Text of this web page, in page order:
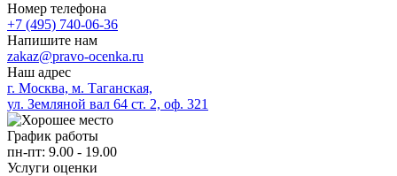
Номер телефона
+7 (495) 740-06-36
Напишите нам
zakaz@pravo-ocenka.ru
Наш адрес
г. Москва, м. Таганская,
ул. Земляной вал 64 ст. 2, оф. 321
График работы
пн-пт: 9.00 - 19.00
Услуги оценки